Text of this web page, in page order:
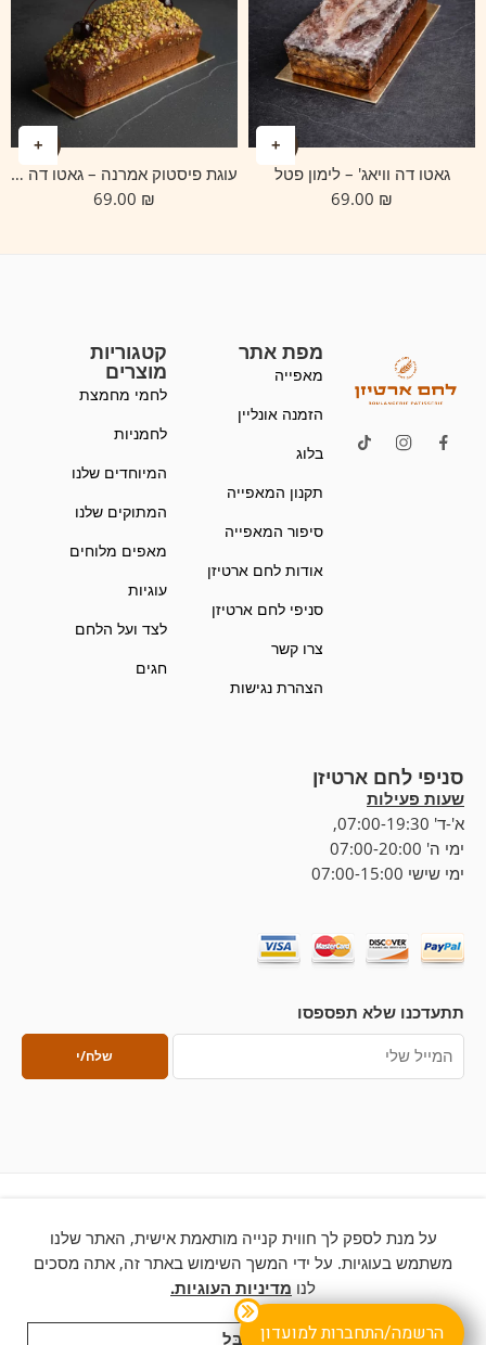
גאטו דה וויאג' – לימון פטל
₪
עוגת פיסטוק אמרנה – גאטו דה וויאג'
₪
מפת אתר
מאפייה
הזמנה אונליין
בלוג
תקנון המאפייה
סיפור המאפייה
אודות לחם ארטיזן
סניפי לחם ארטיזן
צרו קשר
הצהרת נגישות
קטגוריות
מוצרים
לחמי מחמצת
לחמניות
המיוחדים שלנו
המתוקים שלנו
מאפים מלוחים
עוגיות
לצד ועל הלחם
חגים
סניפי לחם ארטיזן
שעות פעילות
א'-ד' 07:00-19:30,
ימי ה' 07:00-20:00
ימי שישי 07:00-15:00
תתעדכנו שלא תפספסו
© 2026 – כל הזכויות שמורות ללחם ארטיזן
על מנת לספק לך חווית קנייה מותאמת אישית, האתר שלנו
משתמש בעוגיות. על ידי המשך השימוש באתר זה, אתה מסכים
לנו מדיניות העוגיות.
לְקַבֵּלהרשמה/התחברות למועדון